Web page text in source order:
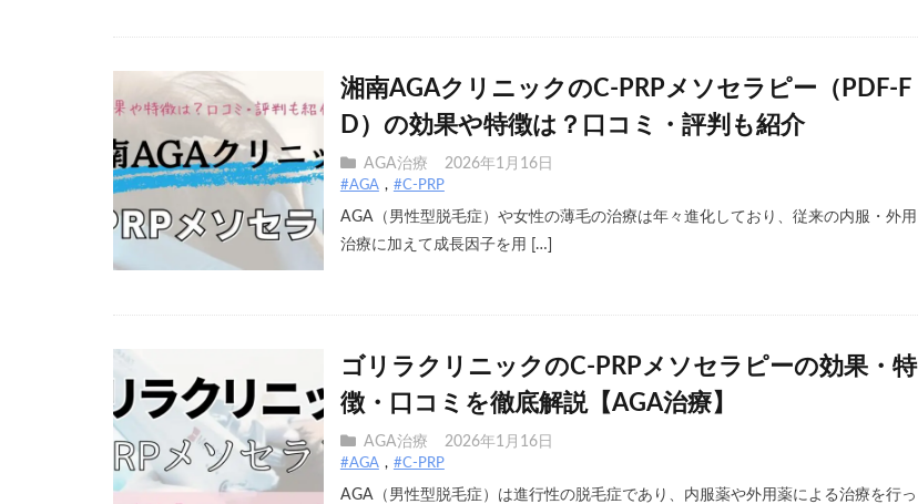
湘南AGAクリニックのC-PRPメソセラピー（PDF-F
D）の効果や特徴は？口コミ・評判も紹介
AGA治療 2026年1月16日
#AGA #C-PRP
AGA（男性型脱毛症）や女性の薄毛の治療は年々進化しており、従来の内服・外用
治療に加えて成長因子を用 […]
ゴリラクリニックのC-PRPメソセラピーの効果・特
徴・口コミを徹底解説【AGA治療】
AGA治療 2026年1月16日
#AGA #C-PRP
AGA（男性型脱毛症）は進行性の脱毛症であり、内服薬や外用薬による治療を行っ